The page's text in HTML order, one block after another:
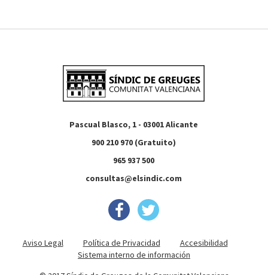
Pascual Blasco, 1 - 03001 Alicante
900 210 970 (Gratuito)
965 937 500
consultas@elsindic.com
Aviso Legal Política de Privacidad
Accesibilidad
Sistema interno de información